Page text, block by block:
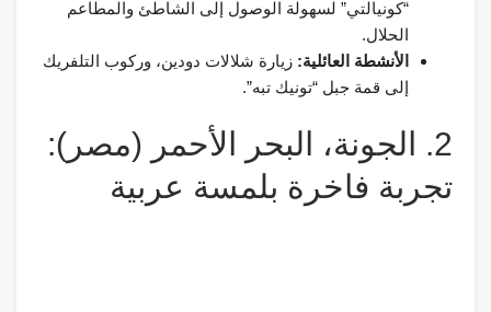
“كونيالتي” لسهولة الوصول إلى الشاطئ والمطاعم
الحلال.
الأنشطة العائلية: زيارة شلالات دودين، وركوب التلفريك
إلى قمة جبل “تونيك تبه”.
2. الجونة، البحر الأحمر (مصر):
تجربة فاخرة بلمسة عربية